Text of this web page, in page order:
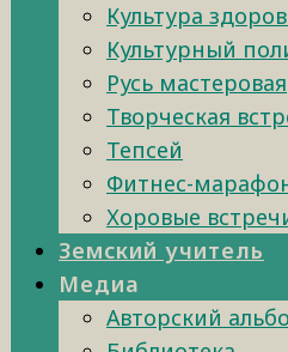
Культура
Культурный
Русь мастеровая
Творческая
Тепсей
Фитнес-
Хоровые
Земский учитель
Медиа
Авторский